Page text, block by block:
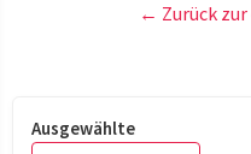
← Zurück
Ausgewählte